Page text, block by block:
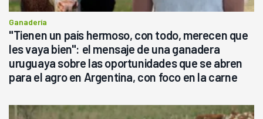
Ganadería
"Tienen un país hermoso, con todo, merecen que
les vaya bien": el mensaje de una ganadera
uruguaya sobre las oportunidades que se abren
para el agro en Argentina, con foco en la carne